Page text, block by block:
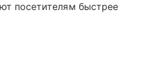
посетителям быстрее